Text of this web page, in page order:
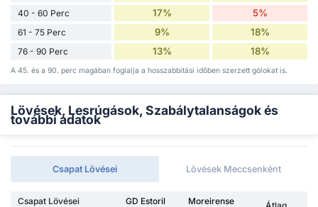
40 - 60 Perc 17% 5%
61 - 75 Perc 9% 18%
76 - 90 Perc 13% 18%
A 45. és a 90. perc magában foglalja a hosszabbítási időben szerzett gólokat is.
Lövések, Lesrúgások, Szabálytalanságok és
további adatok
Csapat Lövései Lövések Meccsenként
Csapat Lövései
GD Estoril
Moreirense